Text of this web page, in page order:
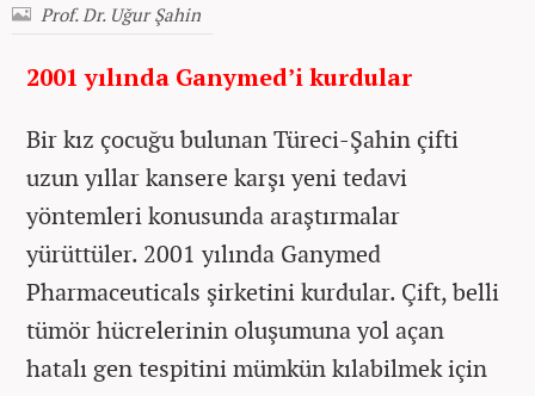
Prof. Dr. Uğur Şahin
2001 yılında Ganymed’i kurdular
Bir kız çocuğu bulunan Türeci-Şahin çifti
uzun yıllar kansere karşı yeni tedavi
yöntemleri konusunda araştırmalar
yürüttüler. 2001 yılında Ganymed
Pharmaceuticals şirketini kurdular. Çift, belli
tümör hücrelerinin oluşumuna yol açan
hatalı gen tespitini mümkün kılabilmek için